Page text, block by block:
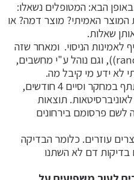
הבא: המטופלים נשאלו:
האמיתי? מוצר דמה? או
שאלות.
הניסוי. ומאחר שזה
ניסוי עם פלסבו אקראי randomized)), וגם נוהל ע"י מחשבים,
לא ידע מי קיבל מה.
שילמנו 1,000 דולר לרופא שהשתתף במחקר וסיים 4 חודשים,
תוצאות
לשם פרסומם בירחונים
עוזרים. כלומר הבדיקה
בדיקות דם לא השתנו